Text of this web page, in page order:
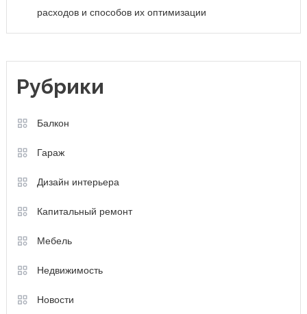
расходов и способов их оптимизации
Рубрики
Балкон
Гараж
Дизайн интерьера
Капитальный ремонт
Мебель
Недвижимость
Новости